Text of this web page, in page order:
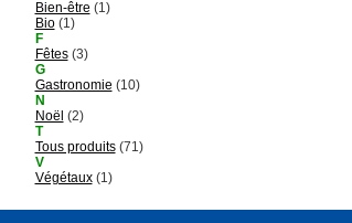
Bien-être (1)
Bio(1)
F
Fêtes(3)
G
Gastronomie (10)
N
Noël (2)
T
Tous produits(71)
V
Végétaux(1)